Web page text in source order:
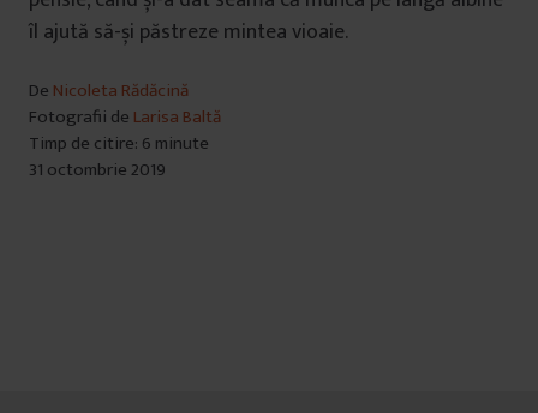
îl ajută să-și păstreze mintea vioaie.
De Nicoleta Rădăcină
Fotografii de Larisa Baltă
Timp de citire: 6 minute
31 octombrie 2019